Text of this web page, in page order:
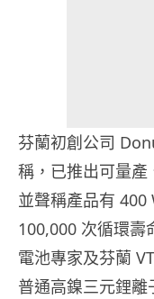
芬蘭初創公司
稱，已推出可量產
並聲稱產品有
100,000 次循環壽
電池專家及芬蘭
普通高鎳三元鋰離